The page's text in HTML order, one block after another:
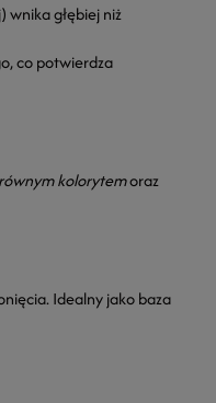
wnika głębiej niż
co potwierdza
kolorytemoraz
Idealny jako baza